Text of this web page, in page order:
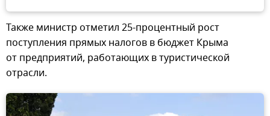
Также министр отметил 25-процентный рост
поступления прямых налогов в бюджет Крыма
от предприятий, работающих в туристической
отрасли.